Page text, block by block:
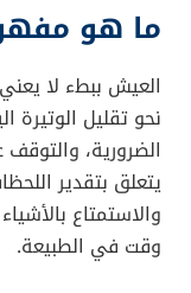
ما هو
العيش ببطء لا
نحو تقليل الوتيرة
الضرورية، والتوقف
يتعلق بتقدير
والاستمتاع
وقت في الطبيعة.